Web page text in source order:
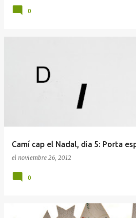
0
Camí cap el Nadal, dia 5: Porta
el noviembre 26, 2012
0